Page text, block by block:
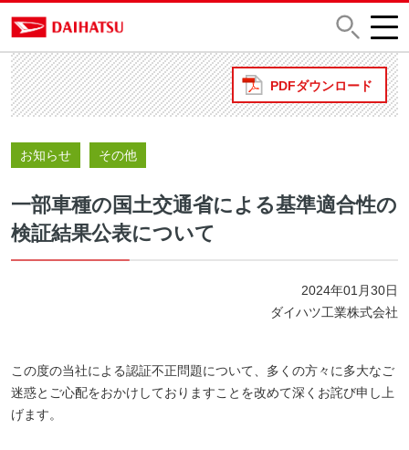
PDFダウンロード
お知らせ その他
一部車種の国土交通省による基準適合性の
検証結果公表について
2024年01月30日
ダイハツ工業株式会社
この度の当社による認証不正問題について、多くの方々に多大なご
迷惑とご心配をおかけしておりますことを改めて深くお詫び申し上
げます。